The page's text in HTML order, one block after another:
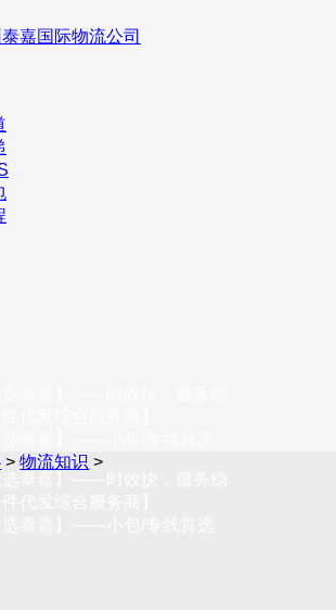
泰嘉】——时效快，服务稳
选泰嘉】——小包/专线首选
>物流知识 >